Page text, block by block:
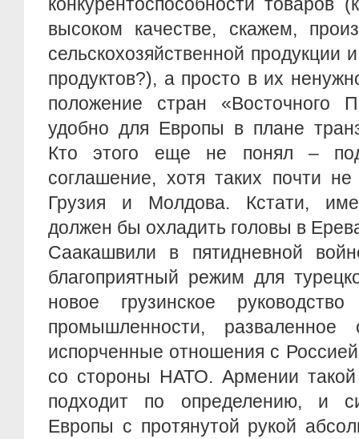
высоком качестве, скажем,
сельскохозяйственной продукции
продуктов?), а просто в их
положение стран «Восточного
удобно для Европы в плане
Кто этого еще не понял –
соглашение, хотя таких почти
Грузия и Молдова. Кстати,
должен бы охладить головы в
Саакашвили в пятидневной
благоприятный режим для
новое грузинское
промышленности, разваленное
испорченные отношения с
со стороны НАТО. Армении
подходит по определению, и
Европы с протянутой рукой